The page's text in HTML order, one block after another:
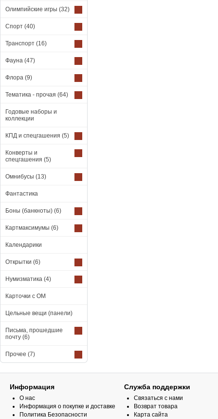
Олимпийские игры (32)
Спорт (40)
Транспорт (16)
Фауна (47)
Флора (9)
Тематика - прочая (64)
Годовые наборы и
коллекции
КПД и спецгашения (5)
Конверты и
спецгашения (5)
Омнибусы (13)
Фантастика
Боны (банкноты) (6)
Картмаксимумы (6)
Календарики
Открытки (6)
Нумизматика (4)
Карточки с ОМ
Цельные вещи (панели)
Письма, прошедшие
почту (6)
Прочее (7)
Информация
О нас
Информация о покупке и доставке
Политика Безопасности
Служба поддержки
Связаться с нами
Возврат товара
Карта сайта